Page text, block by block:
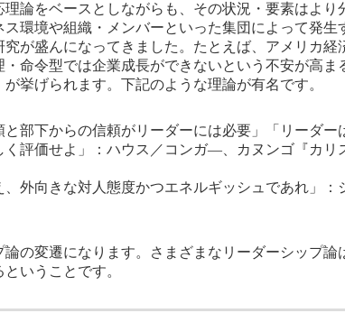
理論をベースとしながらも、その状況・要素はより
ス環境や組織・メンバーといった集団によって発生
が盛んになってきました。たとえば、アメリカ経
命令型では企業成長ができないという不安が高ま
挙げられます。下記のような理論が有名です。
と部下からの信頼がリーダーには必要」「リーダー
く評価せよ」：ハウス／コンガ―、カヌンゴ『カリ
、外向きな対人態度かつエネルギッシュであれ」
論の変遷になります。さまざまなリーダーシップ論
いうことです。